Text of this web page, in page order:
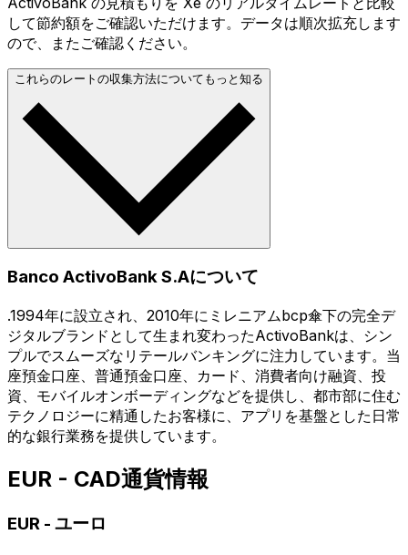
して節約額をご確認いただけます。データは順次拡充します
ので、またご確認ください。
これらのレートの収集方法についてもっと知る
Banco ActivoBank S.Aについて
.1994年に設立され、2010年にミレニアムbcp傘下の完全デ
ジタルブランドとして生まれ変わったActivoBankは、シン
プルでスムーズなリテールバンキングに注力しています。当
座預金口座、普通預金口座、カード、消費者向け融資、投
資、モバイルオンボーディングなどを提供し、都市部に住む
テクノロジーに精通したお客様に、アプリを基盤とした日常
的な銀行業務を提供しています。
EUR - CAD通貨情報
EUR - ユーロ